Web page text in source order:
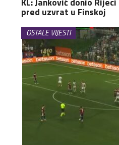
pred uzvrat u Finskoj
OSTALE VIJESTI